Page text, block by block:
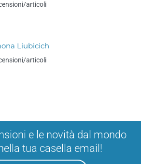
articoli
Liubicich
articoli
e le novità dal mondo
tua casella email!